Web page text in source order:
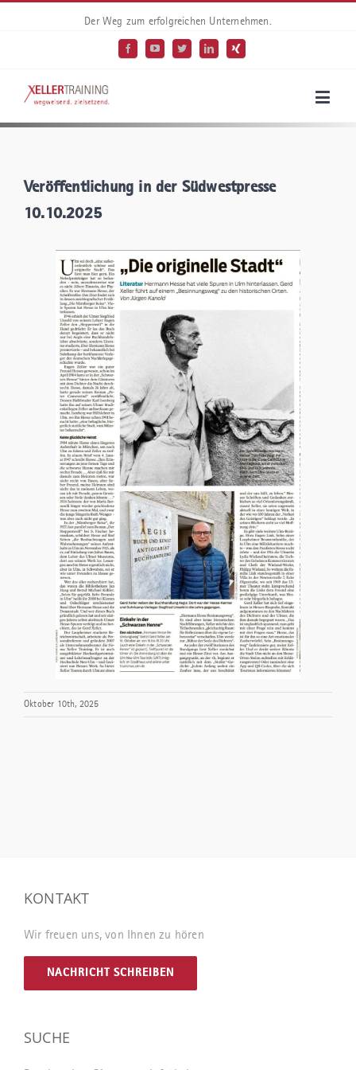
Der Weg zum erfolgreichen Unternehmen.
Veröffentlichung in der Südwestpresse
10.10.2025
Oktober 10th, 2025
KONTAKT
Wir freuen uns, von Ihnen zu hören
NACHRICHT SCHREIBEN
SUCHE